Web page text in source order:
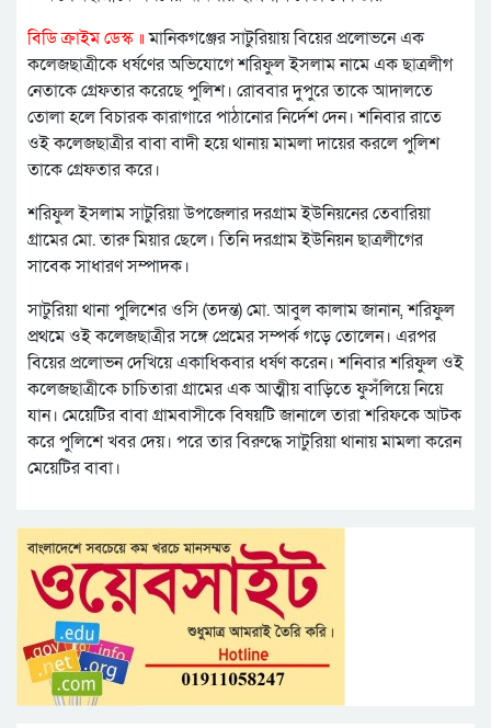
বিডি ক্রাইম ডেস্ক ॥মানিকগঞ্জের সাটুরিয়ায় বিয়ের প্রলোভনে এক
কলেজছাত্রীকে ধর্ষণের অভিযোগে শরিফুল ইসলাম নামে এক ছাত্রলীগ
নেতাকে গ্রেফতার করেছে পুলিশ। রোববার দুপুরে তাকে আদালতে
তোলা হলে বিচারক কারাগারে পাঠানোর নির্দেশ দেন। শনিবার রাতে
ওই কলেজছাত্রীর বাবা বাদী হয়ে থানায় মামলা দায়ের করলে পুলিশ
তাকে গ্রেফতার করে।
শরিফুল ইসলাম সাটুরিয়া উপজেলার দরগ্রাম ইউনিয়নের তেবারিয়া
গ্রামের মো. তারু মিয়ার ছেলে। তিনি দরগ্রাম ইউনিয়ন ছাত্রলীগের
সাবেক সাধারণ সম্পাদক।
সাটুরিয়া থানা পুলিশের ওসি (তদন্ত) মো. আবুল কালাম জানান, শরিফুল
প্রথমে ওই কলেজছাত্রীর সঙ্গে প্রেমের সম্পর্ক গড়ে তোলেন। এরপর
বিয়ের প্রলোভন দেখিয়ে একাধিকবার ধর্ষণ করেন। শনিবার শরিফুল ওই
কলেজছাত্রীকে চাচিতারা গ্রামের এক আত্মীয় বাড়িতে ফুসঁলিয়ে নিয়ে
যান। মেয়েটির বাবা গ্রামবাসীকে বিষয়টি জানালে তারা শরিফকে আটক
করে পুলিশে খবর দেয়। পরে তার বিরুদ্ধে সাটুরিয়া থানায় মামলা করেন
মেয়েটির বাবা।